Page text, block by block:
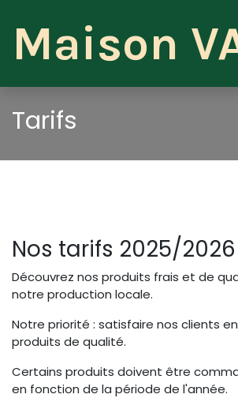
Maison
Tarifs
Nos tarifs 2025/2026
Découvrez nos produits frais et de
notre production locale.
Notre priorité : satisfaire nos clients
produits de qualité.
Certains produits doivent être
en fonction de la période de l'année.